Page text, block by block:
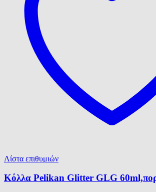
Λίστα επιθυμιών
Κόλλα Pelikan Glitter GLG